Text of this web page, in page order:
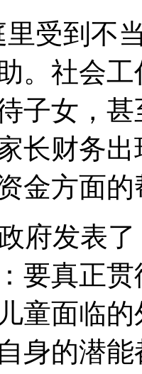
里受到不
。社会
子女，
长财务
金方面的
府发表
要真正
童面临
身的潜